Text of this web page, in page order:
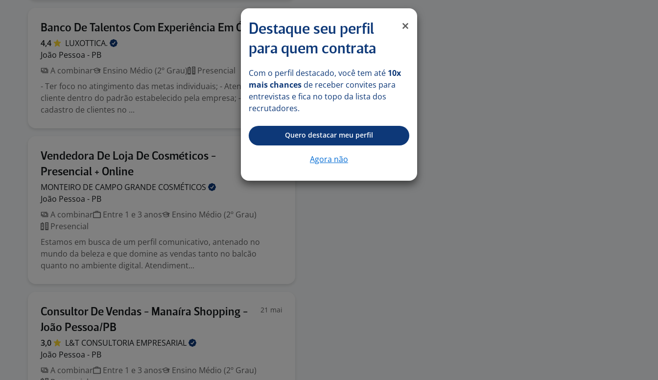
Banco De Talentos Com Experiência Em Ótica 9 jul
4,4
LUXOTTICA.
João Pessoa - PB
A combinar
Ensino Médio (2º Grau)
Presencial
- Ter foco no atingimento das metas individuais; - Atender o
cliente dentro do padrão estabelecido pela empresa; - Realizar
cadastro de clientes no ...
Vendedora De Loja De Cosméticos -
Presencial + Online
MONTEIRO DE CAMPO GRANDE COSMÉTICOS
João Pessoa - PB
A combinar
Entre 1 e 3 anos
Ensino Médio (2º Grau)
Presencial
Estamos em busca de um perfil comunicativo, antenado no
mundo da beleza e que domine as vendas tanto no balcão
quanto no ambiente digital. Atendiment...
Consultor De Vendas - Manaíra Shopping -
João Pessoa/PB
21 mai
3,0 L&T CONSULTORIA EMPRESARIAL
João Pessoa - PB
A combinar
Entre 1 e 3 anos
Ensino Médio (2º Grau)
Destaque seu perfil
para quem contrata
Com o perfil destacado, você tem até 10x
mais chances de receber convites para
entrevistas e fica no topo da lista dos
recrutadores.
Quero destacar meu perfil
Agora não